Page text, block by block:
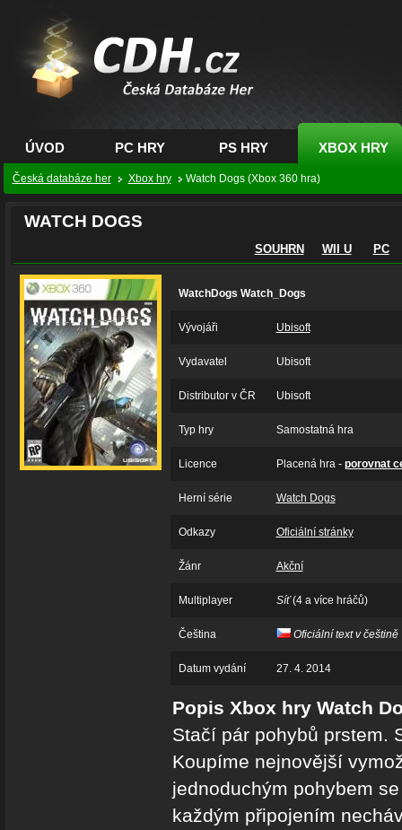
CDH.cz - hry na PC,
PS, XBOX - Česká
databáze her
ÚVOD PC HRY PS HRY XBOX HRY
Česká databáze her Xbox hry Watch Dogs (Xbox 360 hra)
WATCH DOGS
SOUHRN WII U PC
WatchDogs Watch_Dogs
Vývojáři Ubisoft
Vydavatel Ubisoft
Distributor v ČR Ubisoft
Typ hry Samostatná hra
Licence Placená hra - porovnat
Herní série Watch Dogs
Odkazy Oficiální stránky
Žánr Akční
Multiplayer Síť(4 a více hráčů)
Čeština Oficiální text v češtině
Datum vydání 27. 4. 2014
Popis Xbox hry Watch
Stačí pár pohybů prstem.
Koupíme nejnovější
jednoduchým pohybem
každým připojením